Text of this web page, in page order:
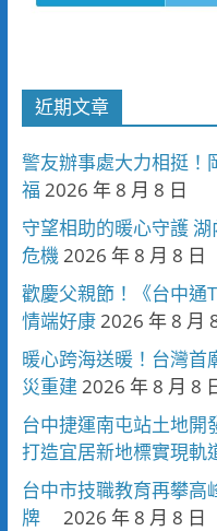
近期文章
警友辦事處大力相挺！
福 2026 年 8 月 8 日
守望相助的暖心守護
危機 2026 年 8 月 8 日
歡慶父親節！《台中通
情端好康 2026 年 8 月
暖心跨海送暖！台灣
災重建 2026 年 8 月 8
台中捷運南屯站土地開
打造宜居新地標實現軌
台中市技職教育再攀高
牌
2026 年 8 月 8 日